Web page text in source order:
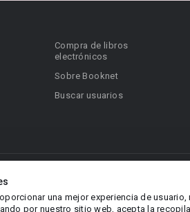
una mejor experiencia de
por nuestro sitio web, acepta la
Compra de libros
electrónicos
Sobre Booknet
Buscar usuarios
derechos reservados.
Digeni 51, oficina 1, Larnaca,